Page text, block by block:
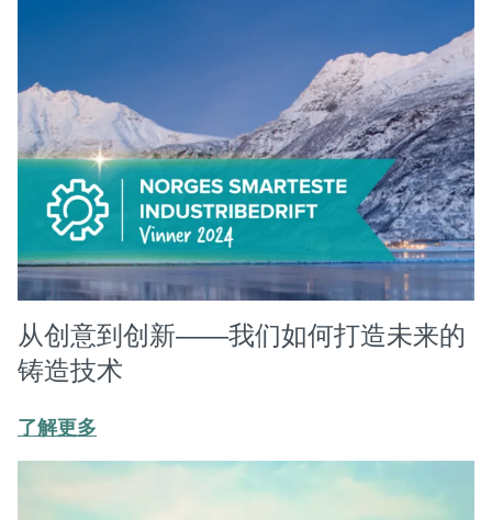
从创意到创新——我们如何打造未来的
铸造技术
了解更多